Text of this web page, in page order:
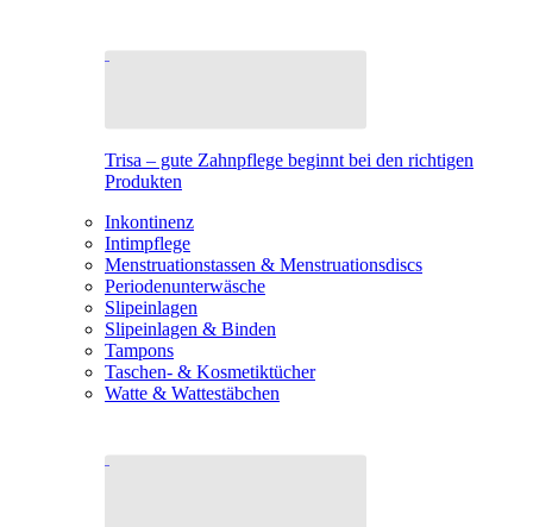
Trisa – gute Zahnpflege beginnt bei den richtigen
Produkten
Inkontinenz
Intimpflege
Menstruationstassen & Menstruationsdiscs
Periodenunterwäsche
Slipeinlagen
Slipeinlagen & Binden
Tampons
Taschen- & Kosmetiktücher
Watte & Wattestäbchen